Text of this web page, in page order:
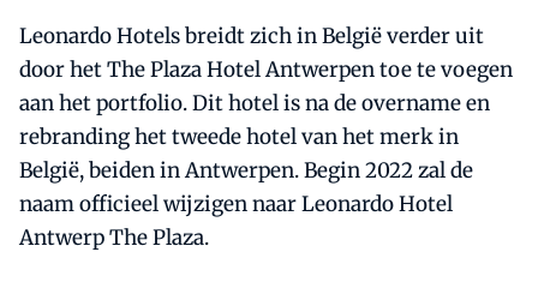
Leonardo Hotels breidt zich in België verder uit
door het The Plaza Hotel Antwerpen toe te voegen
aan het portfolio. Dit hotel is na de overname en
rebranding het tweede hotel van het merk in
België, beiden in Antwerpen. Begin 2022 zal de
naam officieel wijzigen naar Leonardo Hotel
Antwerp The Plaza.